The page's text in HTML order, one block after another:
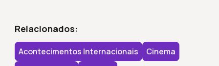
Relacionados:
Acontecimentos Internacionais
Cinema